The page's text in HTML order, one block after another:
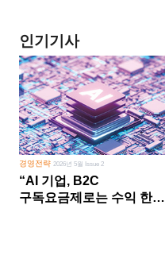
인기기사
경영전략 2026년 5월 Issue 2
“AI 기업, B2C
구독요금제로는 수익 한계